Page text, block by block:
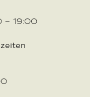
– 19:00